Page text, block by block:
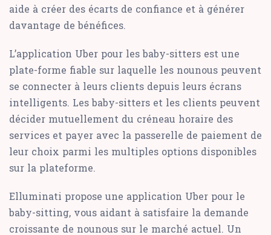
aide à créer des écarts de confiance et à générer
davantage de bénéfices.
L’application Uber pour les baby-sitters est une
plate-forme fiable sur laquelle les nounous peuvent
se connecter à leurs clients depuis leurs écrans
intelligents. Les baby-sitters et les clients peuvent
décider mutuellement du créneau horaire des
services et payer avec la passerelle de paiement de
leur choix parmi les multiples options disponibles
sur la plateforme.
Elluminati propose une application Uber pour le
baby-sitting, vous aidant à satisfaire la demande
croissante de nounous sur le marché actuel. Un